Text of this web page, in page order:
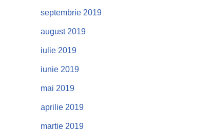
septembrie 2019
august 2019
iulie 2019
iunie 2019
mai 2019
aprilie 2019
martie 2019